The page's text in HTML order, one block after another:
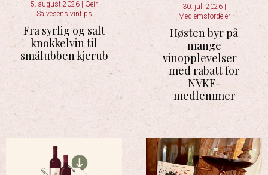
5. august 2026
Geir
Salvesens vintips
Fra syrlig og salt
knokkelvin til
smålubben kjerub
30. juli 2026
Medlemsfordeler
Høsten byr på
mange
vinopplevelser –
med rabatt for
NVKF-
medlemmer